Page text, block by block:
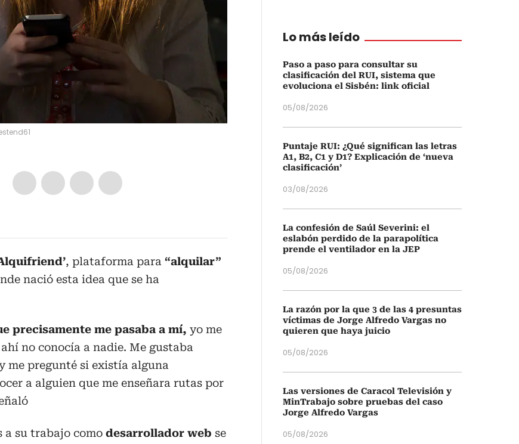
, plataforma para “alquilar”
nació esta idea que se ha
precisamente me pasaba a mí, yo me
no conocía a nadie. Me gustaba
me pregunté si existía alguna
a alguien que me enseñara rutas por
a su trabajo como desarrollador web se
Lo más leído
Paso a paso para consultar su
clasificación del RUI, sistema que
evoluciona el Sisbén: link oficial
05/08/2026
Puntaje RUI: ¿Qué significan las letras
A1, B2, C1 y D1? Explicación de ‘nueva
clasificación’
03/08/2026
La confesión de Saúl Severini: el
eslabón perdido de la parapolítica
prende el ventilador en la JEP
05/08/2026
La razón por la que 3 de las 4 presuntas
víctimas de Jorge Alfredo Vargas no
quieren que haya juicio
05/08/2026
Las versiones de Caracol Televisión y
MinTrabajo sobre pruebas del caso
Jorge Alfredo Vargas
05/08/2026